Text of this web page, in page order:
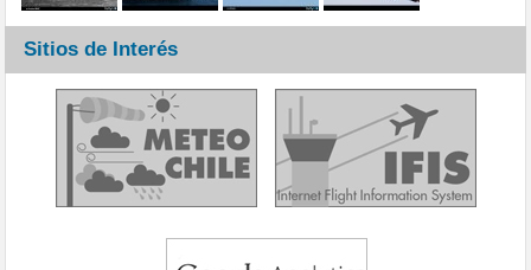
Sitios de Interés